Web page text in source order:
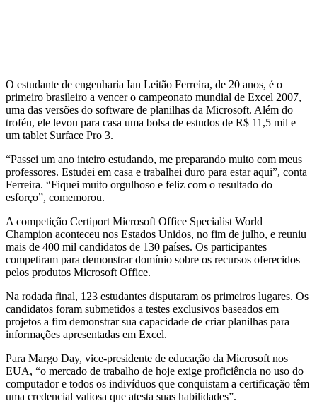
O estudante de engenharia Ian Leitão Ferreira, de 20 anos, é o
primeiro brasileiro a vencer o campeonato mundial de Excel 2007,
uma das versões do software de planilhas da Microsoft. Além do
troféu, ele levou para casa uma bolsa de estudos de R$ 11,5 mil e
um tablet Surface Pro 3.
“Passei um ano inteiro estudando, me preparando muito com meus
professores. Estudei em casa e trabalhei duro para estar aqui”, conta
Ferreira. “Fiquei muito orgulhoso e feliz com o resultado do
esforço”, comemorou.
A competição Certiport Microsoft Office Specialist World
Champion aconteceu nos Estados Unidos, no fim de julho, e reuniu
mais de 400 mil candidatos de 130 países. Os participantes
competiram para demonstrar domínio sobre os recursos oferecidos
pelos produtos Microsoft Office.
Na rodada final, 123 estudantes disputaram os primeiros lugares. Os
candidatos foram submetidos a testes exclusivos baseados em
projetos a fim demonstrar sua capacidade de criar planilhas para
informações apresentadas em Excel.
Para Margo Day, vice-presidente de educação da Microsoft nos
EUA, “o mercado de trabalho de hoje exige proficiência no uso do
computador e todos os indivíduos que conquistam a certificação têm
uma credencial valiosa que atesta suas habilidades”.